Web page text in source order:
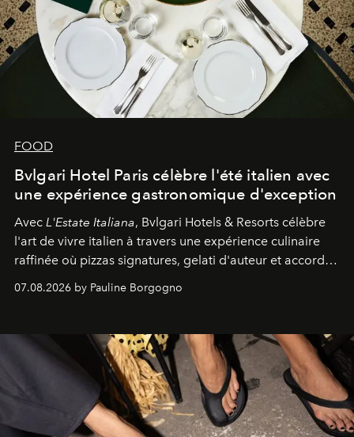
FOOD
Bvlgari Hotel Paris célèbre l'été italien avec
une expérience gastronomique d'exception
Avec L'Estate Italiana, Bvlgari Hotels & Resorts célèbre
l'art de vivre italien à travers une expérience culinaire
raffinée où pizzas signatures, gelati d'auteur et accords
d'exception composent un véritable voyage sensoriel.
07.08.2026 by Pauline Borgogno